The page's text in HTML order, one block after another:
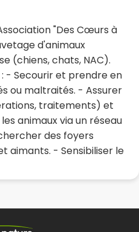
"Des Cœurs à
d'animaux
(chiens, chats, NAC).
- Secourir et prendre en
ou maltraités. - Assurer
traitements) et
animaux via un réseau
des foyers
aimants. - Sensibiliser le